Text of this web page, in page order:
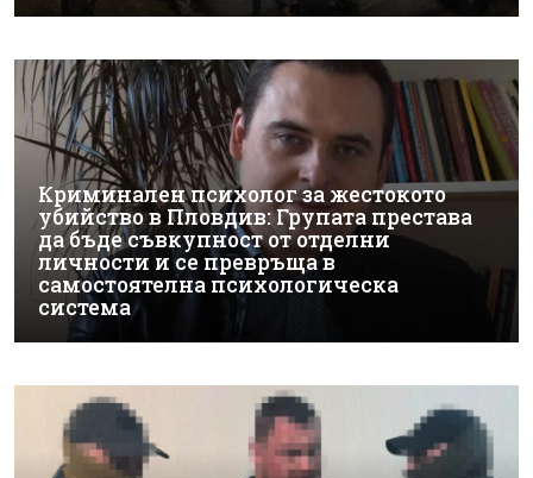
Криминален психолог за жестокото
убийство в Пловдив: Групата престава
да бъде съвкупност от отделни
личности и се превръща в
самостоятелна психологическа
система